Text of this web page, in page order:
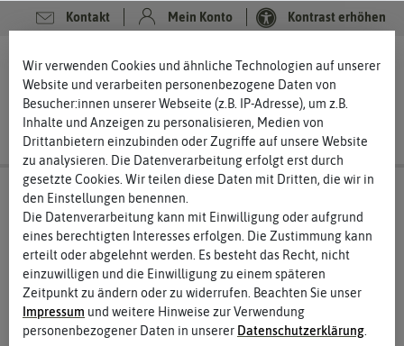
Kontakt Mein Konto Kontrast erhöhen
Wir verwenden Cookies und ähnliche Technologien auf unserer
Website und verarbeiten personenbezogene Daten von
Besucher:innen unserer Webseite (z.B. IP-Adresse), um z.B.
Inhalte und Anzeigen zu personalisieren, Medien von
Drittanbietern einzubinden oder Zugriffe auf unsere Website
zu analysieren. Die Datenverarbeitung erfolgt erst durch
gesetzte Cookies. Wir teilen diese Daten mit Dritten, die wir in
den Einstellungen benennen.
Die Datenverarbeitung kann mit Einwilligung oder aufgrund
eines berechtigten Interesses erfolgen. Die Zustimmung kann
erteilt oder abgelehnt werden. Es besteht das Recht, nicht
einzuwilligen und die Einwilligung zu einem späteren
Zeitpunkt zu ändern oder zu widerrufen. Beachten Sie unser
Impressum und weitere Hinweise zur Verwendung
personenbezogener Daten in unserer Daten­schutz­erklärung.